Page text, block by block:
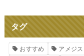
タグ
おすすめ アメジス